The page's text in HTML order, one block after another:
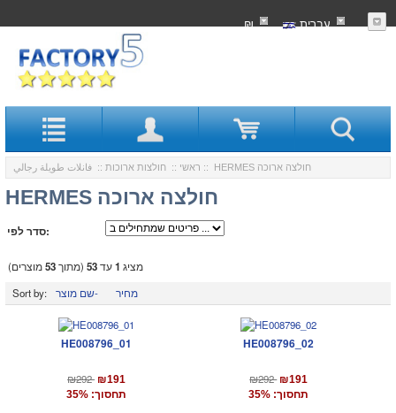
עִברִית ₪
ראשי :: חולצות ארוכות :: فانلات طويلة رجالي :: HERMES חולצה ארוכה
HERMES חולצה ארוכה
סדר לפי:
מציג 1עד53 (מתוך53מוצרים)
Sort by:
שם מוצר- מחיר
HE008796_01
₪292 ₪191
תחסוך: 35%
HE008796_02
₪292 ₪191
תחסוך: 35%